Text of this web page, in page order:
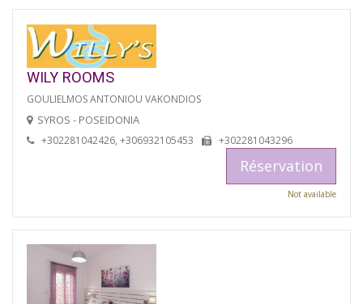
WILY ROOMS
GOULIELMOS ANTONIOU VAKONDIOS
SYROS - POSEIDONIA
+302281042426, +306932105453 +302281043296
Réservation
Not available